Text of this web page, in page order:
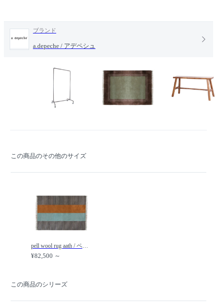
ブランド
a.depeche / アデペシュ
この商品のその他のサイズ
¥82,500 ～
この商品のシリーズ